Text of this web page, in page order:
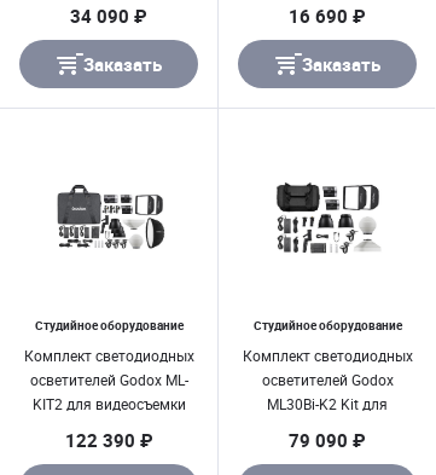
34 090 ₽
Заказать
16 690 ₽
Заказать
Студийное оборудование
Комплект светодиодных
осветителей Godox ML-
KIT2 для видеосъемки
122 390 ₽
Студийное оборудование
Комплект светодиодных
осветителей Godox
ML30Bi-K2 Kit для
79 090 ₽